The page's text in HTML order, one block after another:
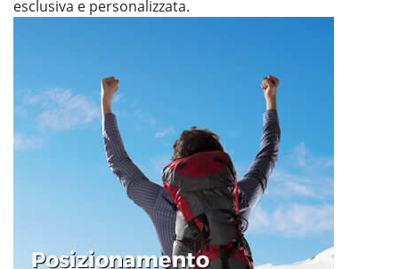
esclusiva e personalizzata.